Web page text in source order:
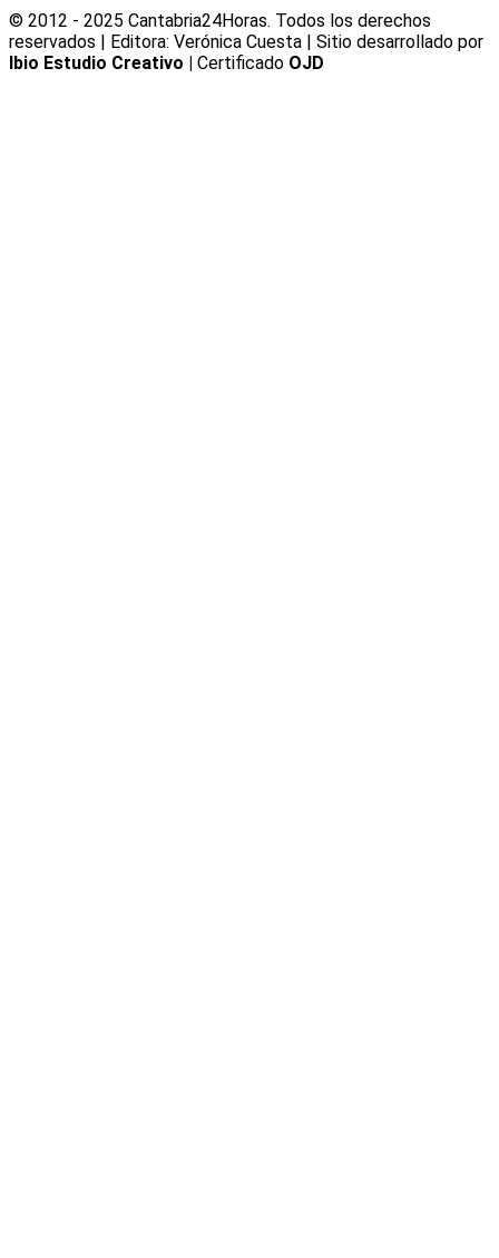
© 2012 - 2025 Cantabria24Horas. Todos los derechos
reservados | Editora: Verónica Cuesta | Sitio desarrollado por
Ibio Estudio Creativo | Certificado OJD